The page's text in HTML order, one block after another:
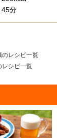
45分
のレシピ一覧
レシピ一覧